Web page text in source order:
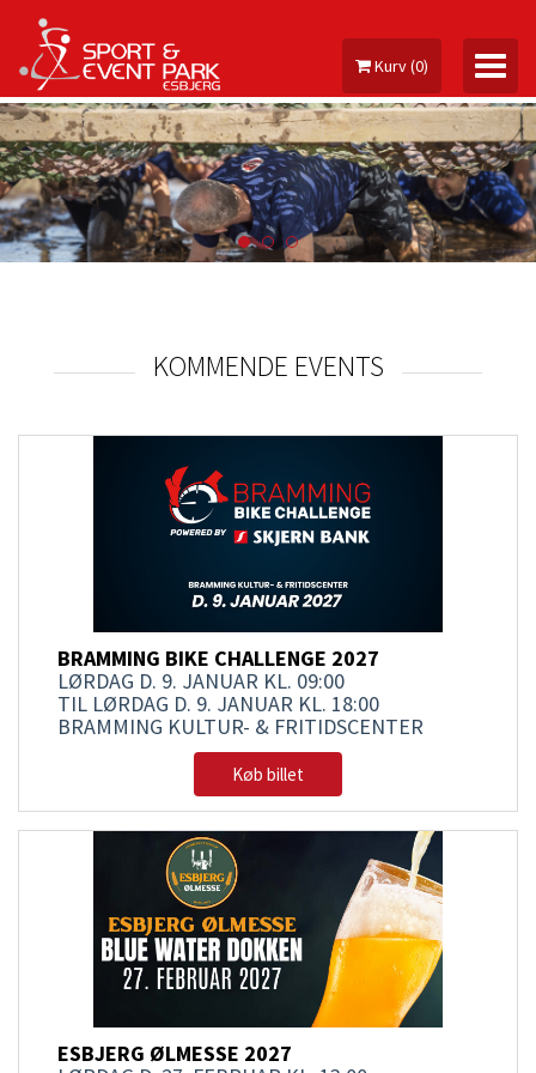
Kurv(0)
MIN KONTO
ARRANGEMENTER
KOMMENDE EVENTS
BRAMMING BIKE CHALLENGE 2027
LØRDAG D. 9. JANUAR KL. 09:00
TIL LØRDAG D. 9. JANUAR KL. 18:00
BRAMMING KULTUR- & FRITIDSCENTER
Køb billet
ESBJERG ØLMESSE 2027